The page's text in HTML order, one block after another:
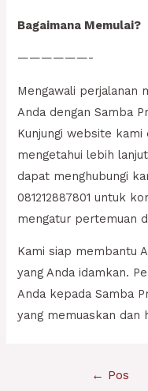
Bagaimana Memulai?
——————-
Mengawali perjalanan
Anda dengan Samba
Kunjungi website
mengetahui lebih
dapat menghubungi
081212887801 untuk
mengatur pertemuan
Kami siap membantu
yang Anda idamkan.
Anda kepada Samba
yang memuaskan dan
← Pos